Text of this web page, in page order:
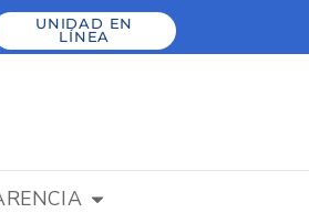
UNIDAD EN
LÍNEA